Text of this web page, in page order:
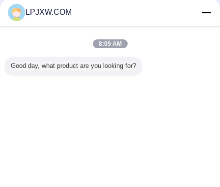
Trust Seal
Verified Suplier
Tutti i prodotti
LPJXW.COM
8:09 AM
Good day, what product are you looking for?